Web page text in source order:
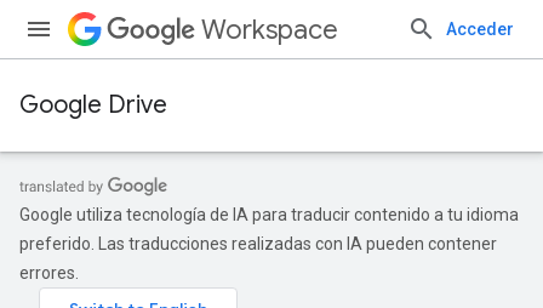
Workspace Acceder
Google Drive
Google utiliza tecnología de IA para traducir contenido a tu idioma
preferido. Las traducciones realizadas con IA pueden contener
errores.